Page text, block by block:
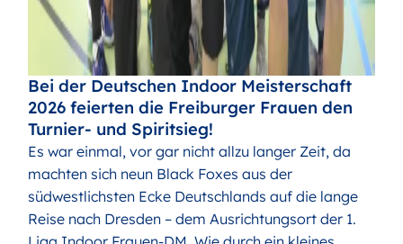
Bei der Deutschen Indoor Meisterschaft
2026 feierten die Freiburger Frauen den
Turnier- und Spiritsieg!
Es war einmal, vor gar nicht allzu langer Zeit, da
machten sich neun Black Foxes aus der
südwestlichsten Ecke Deutschlands auf die lange
Reise nach Dresden – dem Ausrichtungsort der 1.